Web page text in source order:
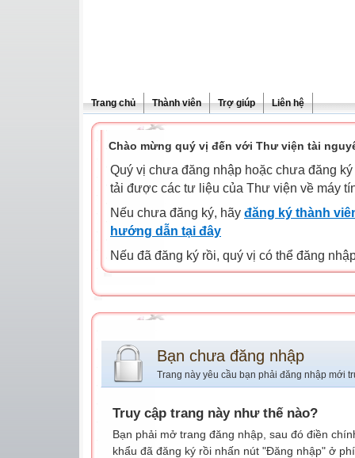
Trang chủ Thành viên Trợ giúp Liên hệ
Chào mừng quý vị đến với Thư viện tài
Quý vị chưa đăng nhập hoặc chưa đăng
tải được các tư liệu của Thư viện về máy
Nếu chưa đăng ký, hãy đăng ký thành
hướng dẫn tại đây
Nếu đã đăng ký rồi, quý vị có thể đăng
Bạn chưa đăng nhập
Trang này yêu cầu bạn phải đăng nhập mới
Truy cập trang này như thế nào?
Bạn phải mở trang đăng nhập, sau đó điền
khẩu đã đăng ký rồi nhấn nút "Đăng nhập" ở